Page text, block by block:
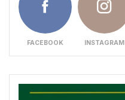
FACEBOOK INSTAGRAM